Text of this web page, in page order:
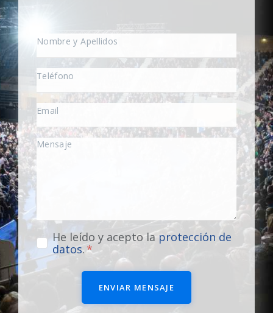
He leído y acepto laprotección de
datos.
ENVIAR MENSAJE